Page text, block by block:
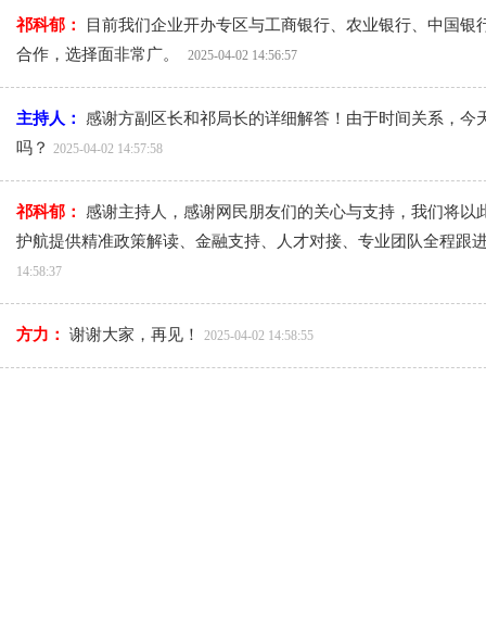
祁科郁：
目前我们企业开办专区与工商银行、农业银行、中国
合作，选择面非常广。 2025-04-02 14:56:57
主持人：
感谢方副区长和祁局长的详细解答！由于时间关系，
吗？ 2025-04-02 14:57:58
祁科郁：
感谢主持人，感谢网民朋友们的关心与支持，我们将
护航提供精准政策解读、金融支持、人才对接、专业团队全程
14:58:37
方力： 谢谢大家，再见！ 2025-04-02 14:58:55